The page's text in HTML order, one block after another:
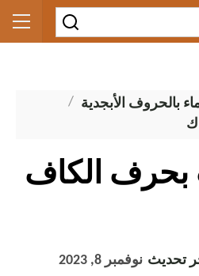
بالحروف الأبجدية
ك
بحرف الكاف
تحديث نوفمبر 8, 2023